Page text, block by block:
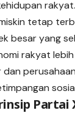
tetap
besar yang
rakyat
Partai